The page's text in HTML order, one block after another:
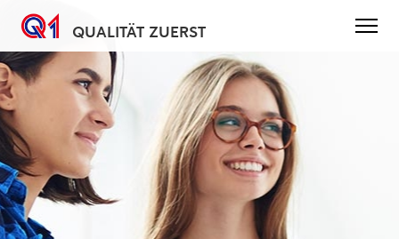
Direkt
zum
Inhalt
QUALITÄT ZUERST